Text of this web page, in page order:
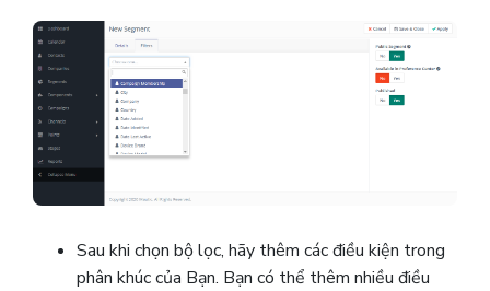
Sau khi chọn bộ lọc, hãy thêm các điều kiện trong
phân khúc của Bạn. Bạn có thể thêm nhiều điều